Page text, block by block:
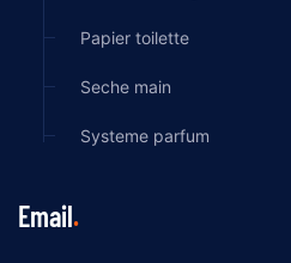
Papier toilette
Seche main
Systeme parfum
Email